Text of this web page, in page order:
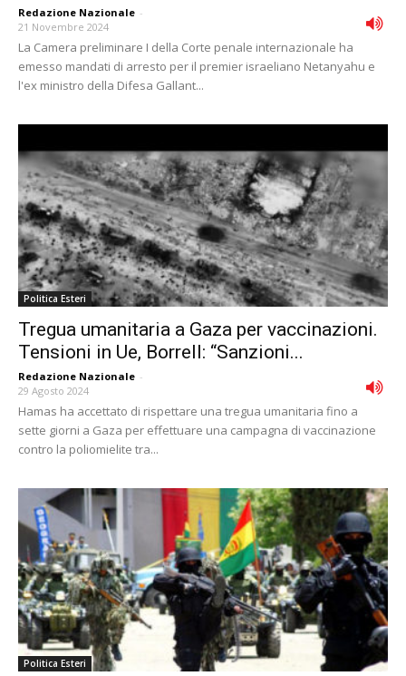
Redazione Nazionale -
21 Novembre 2024
La Camera preliminare I della Corte penale internazionale ha
emesso mandati di arresto per il premier israeliano Netanyahu e
l'ex ministro della Difesa Gallant...
Politica Esteri
Tregua umanitaria a Gaza per vaccinazioni.
Tensioni in Ue, Borrell: “Sanzioni...
Redazione Nazionale -
29 Agosto 2024
Hamas ha accettato di rispettare una tregua umanitaria fino a
sette giorni a Gaza per effettuare una campagna di vaccinazione
contro la poliomielite tra...
Politica Esteri